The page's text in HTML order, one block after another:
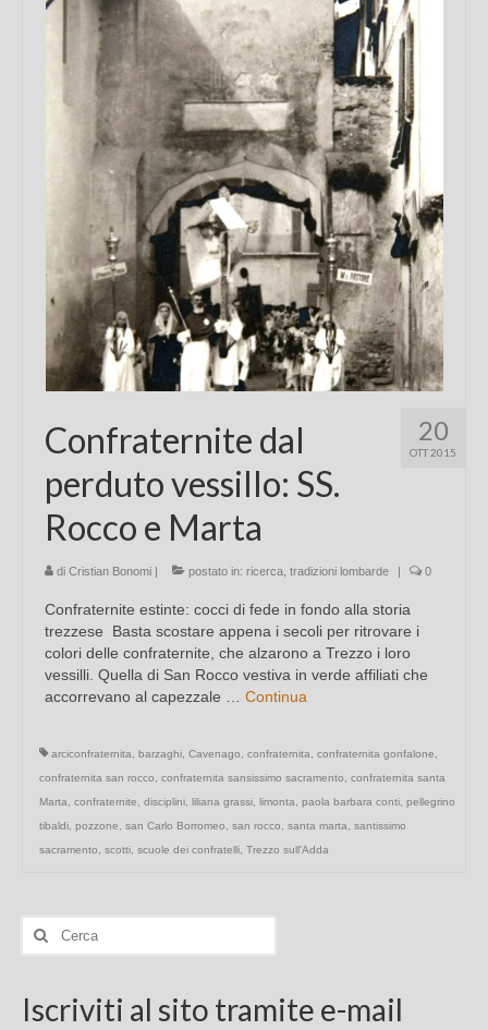
Chi sono
Contatti
20
OTT 2015
Confraternite dal
perduto vessillo: SS.
Rocco e Marta
di Cristian Bonomi | postato in: ricerca tradizioni lombarde | 0
Confraternite estinte: cocci di fede in fondo alla storia
trezzese Basta scostare appena i secoli per ritrovare i
colori delle confraternite, che alzarono a Trezzo i loro
vessilli. Quella di San Rocco vestiva in verde affiliati che
accorrevano al capezzale … Continua
arciconfraternita barzaghi Cavenago confraternita confraternita gonfalone
confraternita san rocco
confraternita sansissimo sacramento
confraternita santa
Marta
confraternite disciplini liliana grassi limonta paola barbara conti pellegrino
tibaldi pozzone san Carlo Borromeo san rocco santa marta
santissimo
sacramento
scotti scuole dei confratelli Trezzo sull'Adda
Cerca:
Iscriviti al sito tramite e-mail